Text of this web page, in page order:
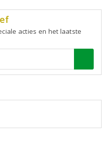
acties en het laatste